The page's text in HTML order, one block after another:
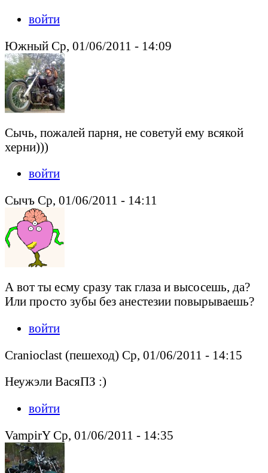
войти
Южный Ср, 01/06/2011 - 14:09
Сычь, пожалей парня, не советуй ему всякой
херни)))
войти
Сычъ Ср, 01/06/2011 - 14:11
А вот ты есму сразу так глаза и высосешь, да?
Или просто зубы без анестезии повырываешь?
войти
Cranioclast (пешеход) Ср, 01/06/2011 - 14:15
Неужэли ВасяПЗ :)
войти
VampirY Ср, 01/06/2011 - 14:35